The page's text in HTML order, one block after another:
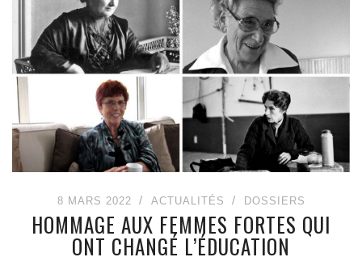
8 MARS 2022 ACTUALITÉS DOSSIERS
HOMMAGE AUX FEMMES FORTES QUI
ONT CHANGÉ L’ÉDUCATION